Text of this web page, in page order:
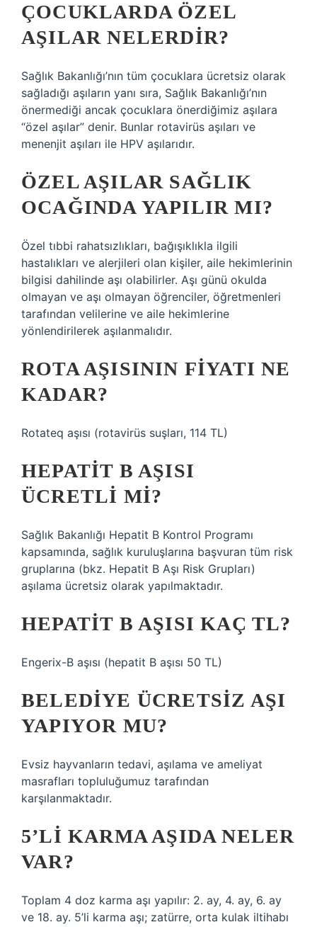
ÇOCUKLARDA ÖZEL
AŞILAR NELERDIR?
Sağlık Bakanlığı’nın tüm çocuklara ücretsiz olarak
sağladığı aşıların yanı sıra, Sağlık Bakanlığı’nın
önermediği ancak çocuklara önerdiğimiz aşılara
“özel aşılar” denir. Bunlar rotavirüs aşıları ve
menenjit aşıları ile HPV aşılarıdır.
ÖZEL AŞILAR SAĞLIK
OCAĞINDA YAPILIR MI?
Özel tıbbi rahatsızlıkları, bağışıklıkla ilgili
hastalıkları ve alerjileri olan kişiler, aile hekimlerinin
bilgisi dahilinde aşı olabilirler. Aşı günü okulda
olmayan ve aşı olmayan öğrenciler, öğretmenleri
tarafından velilerine ve aile hekimlerine
yönlendirilerek aşılanmalıdır.
ROTA AŞISININ FIYATI NE
KADAR?
Rotateq aşısı (rotavirüs suşları, 114 TL)
HEPATIT B AŞISI
ÜCRETLI MI?
Sağlık Bakanlığı Hepatit B Kontrol Programı
kapsamında, sağlık kuruluşlarına başvuran tüm risk
gruplarına (bkz. Hepatit B Aşı Risk Grupları)
aşılama ücretsiz olarak yapılmaktadır.
HEPATIT B AŞISI KAÇ TL?
Engerix-B aşısı (hepatit B aşısı 50 TL)
BELEDIYE ÜCRETSIZ AŞI
YAPIYOR MU?
Evsiz hayvanların tedavi, aşılama ve ameliyat
masrafları topluluğumuz tarafından
karşılanmaktadır.
5’LI KARMA AŞIDA NELER
VAR?
Toplam 4 doz karma aşı yapılır: 2. ay, 4. ay, 6. ay
ve 18. ay. 5’li karma aşı; zatürre, orta kulak iltihabı